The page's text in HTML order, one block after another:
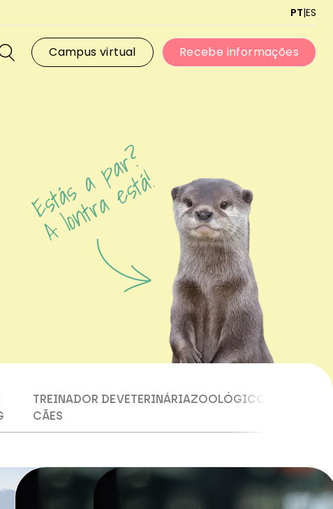
PT|ES
Campus virtual
Campus virtual
Recebe informações
Recebe informações
TREINADOR DE
CÃES
VETERINÁRIAZOOLÓGICO